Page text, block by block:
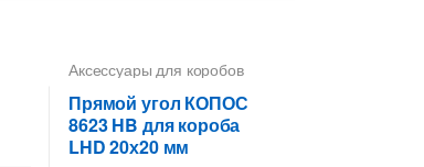
Аксессуары для коробов
Прямой угол КОПОС
8623 HB для короба
LHD 20х20 мм